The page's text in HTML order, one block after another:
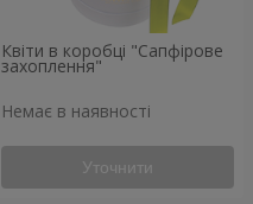
Квіти в коробці "Сапфірове
захоплення"
Немає в наявності
Уточнити